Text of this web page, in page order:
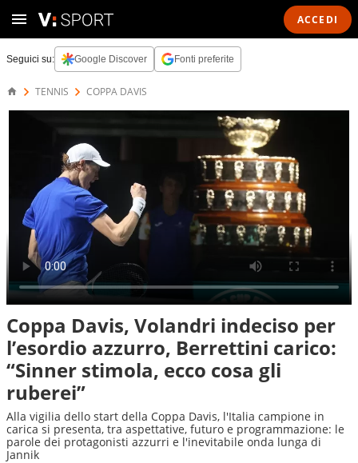
ACCEDI
Seguici su: Google Discover Fonti preferite
TENNIS COPPA DAVIS
Coppa Davis, Volandri indeciso per
l’esordio azzurro, Berrettini carico:
“Sinner stimola, ecco cosa gli
ruberei”
Alla vigilia dello start della Coppa Davis, l'Italia campione in
carica si presenta, tra aspettative, futuro e programmazione: le
parole dei protagonisti azzurri e l'inevitabile onda lunga di
Jannik